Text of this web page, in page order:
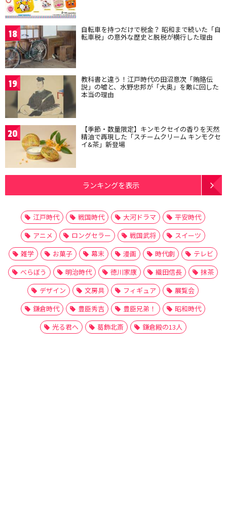
18 自転車を持つだけで税金？ 昭和まで続いた「自
転車税」の意外な歴史と脱税が横行した理由
19 教科書と違う！江戸時代の田沼意次「賄賂伝
説」の嘘と、水野忠邦が「大奥」を敵に回した
本当の理由
20 【季節・数量限定】キンモクセイの香りを天然
精油で再現した「スチームクリーム キンモクセ
イ&茶」新登場
ランキングを表示
江戸時代 戦国時代 大河ドラマ
平安時代
アニメ
ロングセラー 戦国武将
スイーツ
雑学
お菓子 幕末 漫画 時代劇
テレビ
べらぼう
明治時代 徳川家康 織田信長
抹茶
デザイン
文房具 フィギュア
展覧会
鎌倉時代
豊臣秀吉 豊臣兄弟！
昭和時代
光る君へ
葛飾北斎 鎌倉殿の13人